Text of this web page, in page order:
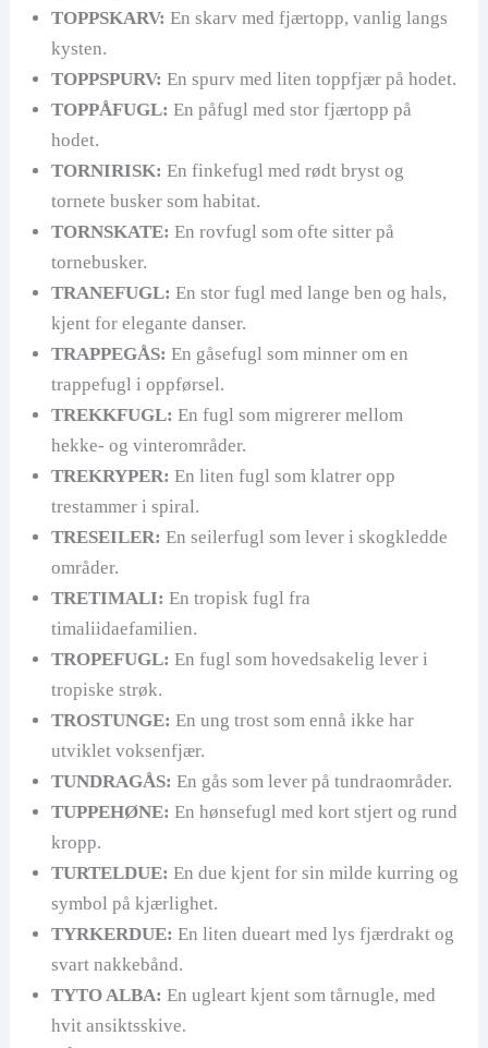
TOPPSKARV: En skarv med fjærtopp, vanlig langs
kysten.
TOPPSPURV: En spurv med liten toppfjær på hodet.
TOPPÅFUGL: En påfugl med stor fjærtopp på
hodet.
TORNIRISK: En finkefugl med rødt bryst og
tornete busker som habitat.
TORNSKATE: En rovfugl som ofte sitter på
tornebusker.
TRANEFUGL: En stor fugl med lange ben og hals,
kjent for elegante danser.
TRAPPEGÅS: En gåsefugl som minner om en
trappefugl i oppførsel.
TREKKFUGL: En fugl som migrerer mellom
hekke- og vinterområder.
TREKRYPER: En liten fugl som klatrer opp
trestammer i spiral.
TRESEILER: En seilerfugl som lever i skogkledde
områder.
TRETIMALI: En tropisk fugl fra
timaliidaefamilien.
TROPEFUGL: En fugl som hovedsakelig lever i
tropiske strøk.
TROSTUNGE: En ung trost som ennå ikke har
utviklet voksenfjær.
TUNDRAGÅS: En gås som lever på tundraområder.
TUPPEHØNE: En hønsefugl med kort stjert og rund
kropp.
TURTELDUE: En due kjent for sin milde kurring og
symbol på kjærlighet.
TYRKERDUE: En liten dueart med lys fjærdrakt og
svart nakkebånd.
TYTO ALBA: En ugleart kjent som tårnugle, med
hvit ansiktsskive.